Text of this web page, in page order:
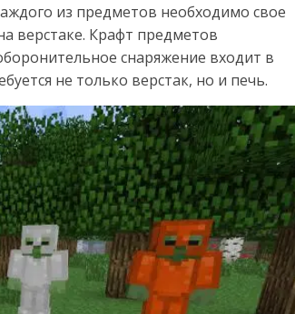
из предметов необходимо свое
верстаке. Крафт предметов
снаряжение входит в
не только верстак, но и печь.